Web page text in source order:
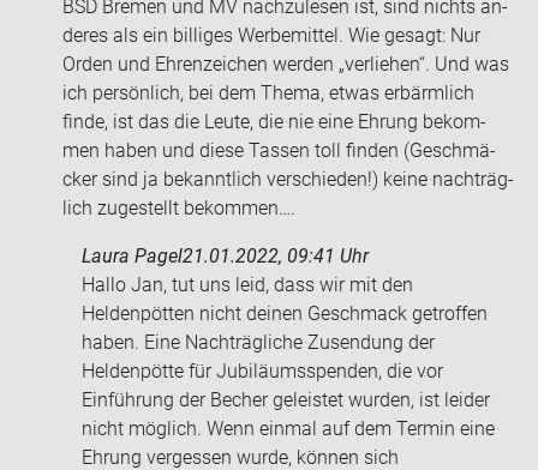
BSD Bre­men und MV nach­zu­le­sen ist, sind nichts an­
de­res als ein bil­li­ges Wer­be­mit­tel. Wie ge­sagt: Nur
Orden und Eh­ren­zei­chen wer­den „ver­lie­hen“. Und was
ich per­sön­lich, bei dem Thema, etwas er­bärm­lich
finde, ist das die Leute, die nie eine Eh­rung be­kom­
men haben und diese Tas­sen toll fin­den (Ge­schmä­
cker sind ja be­kannt­lich ver­schie­den!) keine nach­träg­
lich zu­ge­stellt be­kom­men….
Laura Pagel21.01.2022, 09:41 Uhr
Hallo Jan, tut uns leid, dass wir mit den
Heldenpötten nicht deinen Geschmack getroffen
haben. Eine Nachträgliche Zusendung der
Heldenpötte für Jubiläumsspenden, die vor
Einführung der Becher geleistet wurden, ist leider
nicht möglich. Wenn einmal auf dem Termin eine
Ehrung vergessen wurde, können sich